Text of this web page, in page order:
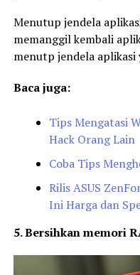
Menutup jendela
memanggil kembali
menutp jendela
Baca juga:
Tips Mengatasi
Hack Orang Lain
Coba Tips
Rilis ASUS
Ini Harga dan
5. Bersihkan memori